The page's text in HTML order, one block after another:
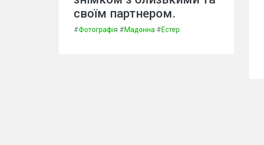
своїм партнером.
#Фотографія #Мадонна #Естер.